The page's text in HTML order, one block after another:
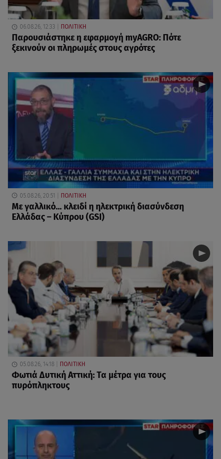
06.08.26, 12:33 ΠΟΛΙΤΙΚΗ
Παρουσιάστηκε η εφαρμογή myAGRO: Πότε
ξεκινούν οι πληρωμές στους αγρότες
05.08.26, 20:51 ΠΟΛΙΤΙΚΗ
Με γαλλικό... κλειδί η ηλεκτρική διασύνδεση
Ελλάδας – Κύπρου (GSI)
05.08.26, 14:18 ΠΟΛΙΤΙΚΗ
Φωτιά Δυτική Αττική: Τα μέτρα για τους
πυρόπληκτους